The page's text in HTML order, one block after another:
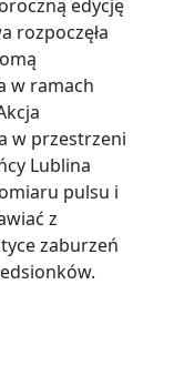
edycję
rozpoczęła
w ramach
w przestrzeni
Lublina
pulsu i
z
zaburzeń